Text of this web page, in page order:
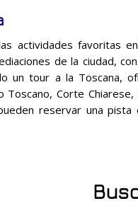
actividades favoritas
de la ciudad,
un tour a la Toscana,
Toscano, Corte
reservar una